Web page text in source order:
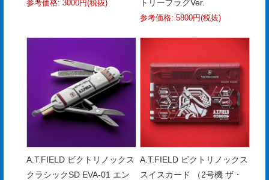
用
情
お
問
い
合
せ
COMPANY
参考価格: 3000円(税抜)
トリープラグVer.
参考価格: 5800円(税抜)
A.T.FIELD ビクトリノックス
クラシックSD EVA-01 エン
A.T.FIELD ビクトリノックス
スイスカード （2号機 ザ・